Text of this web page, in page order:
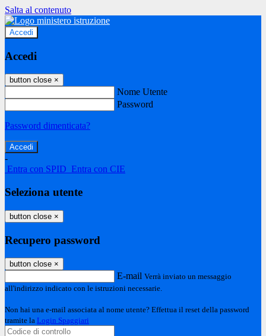
Salta al contenuto
Accedi
Accedi
button close ×
Nome Utente
Password
Password dimenticata?
-
Entra con SPID Entra con CIE
Seleziona utente
button close ×
Recupero password
button close ×
E-mail Verrà inviato un messaggio
all'indirizzo indicato con le istruzioni necessarie.
Non hai una e-mail associata al nome utente? Effettua il reset della password
tramite la Login Spaggiari